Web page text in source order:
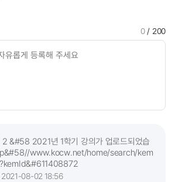
0/ 200
2 &#58 2021년 1학기 강의가 업로드되었습
www.kocw.net/home/search/kem
2021-08-02 18:56